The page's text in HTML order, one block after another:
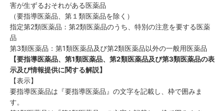
害が生ずるおそれがある医薬品
（要指導医薬品、第１類医薬品を除く）
指定第2類医薬品：第2類医薬品のうち、特別の注意を要する医薬
品
第3類医薬品：第1類医薬品及び第2類医薬品以外の一般用医薬品
【要指導医薬品、第1類医薬品、第2類医薬品及び第3類医薬品の表
示及び情報提供に関する解説】
【表示】
要指導医薬品は『要指導医薬品』の文字を記載し、枠で囲みま
す。